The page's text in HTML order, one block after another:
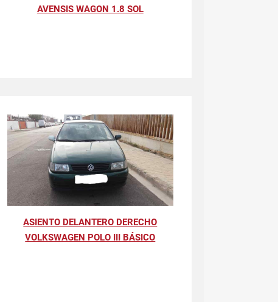
AVENSIS WAGON 1.8 SOL
ASIENTO DELANTERO DERECHO
VOLKSWAGEN POLO III BÁSICO